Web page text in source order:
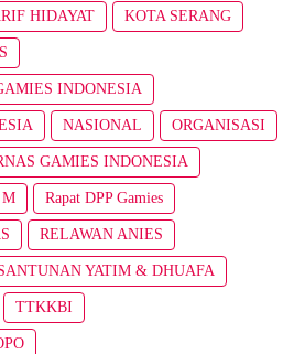
HIDAYAT KOTA SERANG
INDONESIA
NASIONAL ORGANISASI
GAMIES INDONESIA
M Rapat DPP Gamies
RELAWAN ANIES
YATIM & DHUAFA
TTKKBI